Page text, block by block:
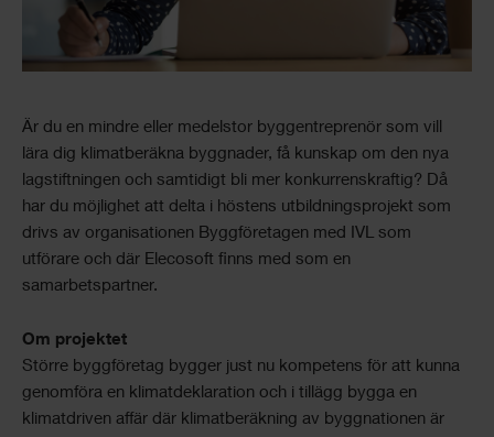
Är du en mindre eller medelstor byggentreprenör som vill
lära dig klimatberäkna byggnader, få kunskap om den nya
lagstiftningen och samtidigt bli mer konkurrenskraftig? Då
har du möjlighet att delta i höstens utbildningsprojekt som
drivs av organisationen Byggföretagen med IVL som
utförare och där Elecosoft finns med som en
samarbetspartner.
Om projektet
Större byggföretag bygger just nu kompetens för att kunna
genomföra en klimatdeklaration och i tillägg bygga en
klimatdriven affär där klimatberäkning av byggnationen är